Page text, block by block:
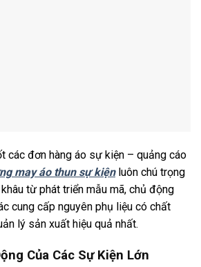
các đơn hàng áo sự kiện – quảng cáo
may áo thun sự kiệnluôn chú trọng
từ phát triển mẫu mã, chủ động
cung cấp nguyên phụ liệu có chất
lý sản xuất hiệu quả nhất.
Của Các Sự Kiện Lớn